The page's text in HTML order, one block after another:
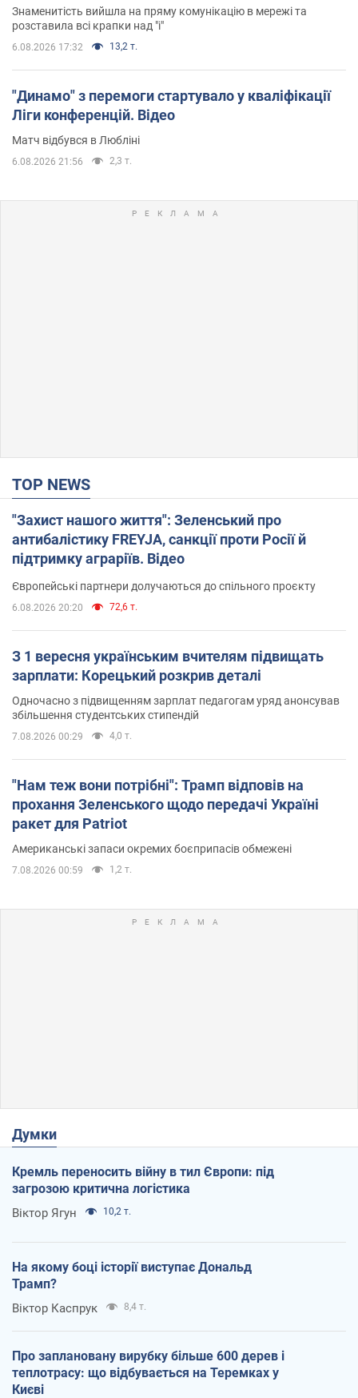
Знаменитість вийшла на пряму комунікацію в мережі та
розставила всі крапки над "і"
6.08.2026 17:32 13,2 т.
"Динамо" з перемоги стартувало у кваліфікації
Ліги конференцій. Відео
Матч відбувся в Любліні
6.08.2026 21:56 2,3 т.
TOP NEWS
"Захист нашого життя": Зеленський про
антибалістику FREYJA, санкції проти Росії й
підтримку аграріїв. Відео
Європейські партнери долучаються до спільного проєкту
6.08.2026 20:20 72,6 т.
З 1 вересня українським вчителям підвищать
зарплати: Корецький розкрив деталі
Одночасно з підвищенням зарплат педагогам уряд анонсував
збільшення студентських стипендій
7.08.2026 00:29 4,0 т.
"Нам теж вони потрібні": Трамп відповів на
прохання Зеленського щодо передачі Україні
ракет для Patriot
Американські запаси окремих боєприпасів обмежені
7.08.2026 00:59 1,2 т.
Думки
Кремль переносить війну в тил Європи: під
загрозою критична логістика
Віктор Ягун 10,2 т.
На якому боці історії виступає Дональд
Трамп?
Віктор Каспрук 8,4 т.
Про заплановану вирубку більше 600 дерев і
теплотрасу: що відбувається на Теремках у
Києві